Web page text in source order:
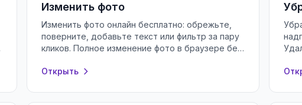
Изменить фото
Изменить фото онлайн бесплатно: обрежьте,
поверните, добавьте текст или фильтр за пару
кликов. Полное изменение фото в браузере без
Открыть